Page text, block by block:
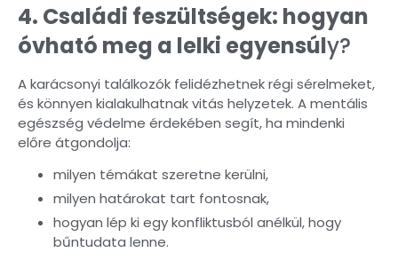
4. Családi feszültségek: hogyan
óvható meg a lelki egyensúly?
A karácsonyi találkozók felidézhetnek régi sérelmeket,
és könnyen kialakulhatnak vitás helyzetek. A mentális
egészség védelme érdekében segít, ha mindenki
előre átgondolja:
milyen témákat szeretne kerülni,
milyen határokat tart fontosnak,
hogyan lép ki egy konfliktusból anélkül, hogy
bűntudata lenne.